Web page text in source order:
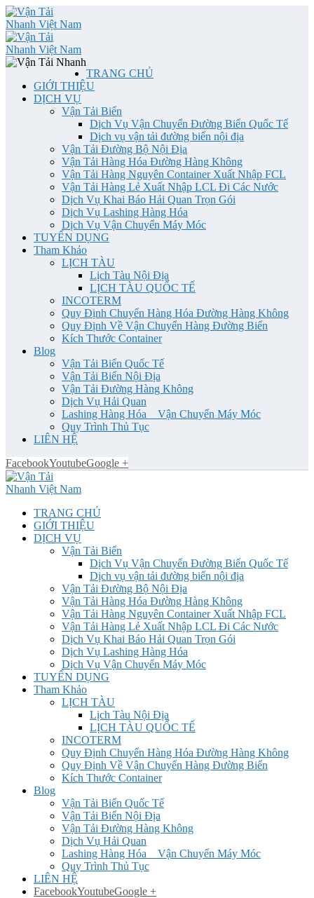
TRANG CHỦ
GIỚI THIỆU
DỊCH VỤ
Vận Tải Biển
Dịch Vụ Vận Chuyển Đường Biển Quốc Tế
Dịch vụ vận tải đường biển nội địa
Vận Tải Đường Bộ Nội Địa
Vận Tải Hàng Hóa Đường Hàng Không
Vận Tải Hàng Nguyên Container Xuất Nhập FCL
Vận Tải Hàng Lẻ Xuất Nhập LCL Đi Các Nước
Dịch Vụ Khai Báo Hải Quan Trọn Gói
Dịch Vụ Lashing Hàng Hóa
Dịch Vụ Vận Chuyển Máy Móc
TUYỂN DỤNG
Tham Khảo
LỊCH TÀU
Lịch Tàu Nội Địa
LỊCH TÀU QUỐC TẾ
INCOTERM
Quy Định Chuyển Hàng Hóa Đường Hàng Không
Quy Định Về Vận Chuyển Hàng Đường Biển
Kích Thước Container
Blog
Vận Tải Biển Quốc Tế
Vận Tải Biển Nội Địa
Vận Tải Đường Hàng Không
Dịch Vụ Hải Quan
Lashing Hàng Hóa _ Vận Chuyển Máy Móc
Quy Trình Thủ Tục
LIÊN HỆ
FacebookYoutubeGoogle +
TRANG CHỦ
GIỚI THIỆU
DỊCH VỤ
Vận Tải Biển
Dịch Vụ Vận Chuyển Đường Biển Quốc Tế
Dịch vụ vận tải đường biển nội địa
Vận Tải Đường Bộ Nội Địa
Vận Tải Hàng Hóa Đường Hàng Không
Vận Tải Hàng Nguyên Container Xuất Nhập FCL
Vận Tải Hàng Lẻ Xuất Nhập LCL Đi Các Nước
Dịch Vụ Khai Báo Hải Quan Trọn Gói
Dịch Vụ Lashing Hàng Hóa
Dịch Vụ Vận Chuyển Máy Móc
TUYỂN DỤNG
Tham Khảo
LỊCH TÀU
Lịch Tàu Nội Địa
LỊCH TÀU QUỐC TẾ
INCOTERM
Quy Định Chuyển Hàng Hóa Đường Hàng Không
Quy Định Về Vận Chuyển Hàng Đường Biển
Kích Thước Container
Blog
Vận Tải Biển Quốc Tế
Vận Tải Biển Nội Địa
Vận Tải Đường Hàng Không
Dịch Vụ Hải Quan
Lashing Hàng Hóa _ Vận Chuyển Máy Móc
Quy Trình Thủ Tục
LIÊN HỆ
FacebookYoutubeGoogle +